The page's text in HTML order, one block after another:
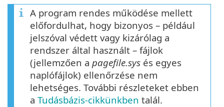
A program rendes működése mellett
előfordulhat, hogy bizonyos – például
jelszóval védett vagy kizárólag a
rendszer által használt – fájlok
(jellemzően a pagefile.sys és egyes
naplófájlok) ellenőrzése nem
lehetséges. További részleteket ebben
a Tudásbázis-cikkünkben talál.